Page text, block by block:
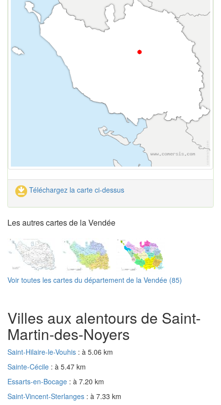
Téléchargez la carte ci-dessus
Les autres cartes de la Vendée
Voir toutes les cartes du département de la Vendée (85)
Villes aux alentours de Saint-
Martin-des-Noyers
Saint-Hilaire-le-Vouhis : à 5.06 km
Sainte-Cécile : à 5.47 km
Essarts-en-Bocage : à 7.20 km
Saint-Vincent-Sterlanges : à 7.33 km